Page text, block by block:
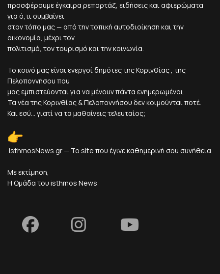
προσφέρουμε έγκαιρα ρεπορτάζ, ειδήσεις και αφιερώματα
για ό,τι συμβαίνει
στον τόπο μας — από την τοπική αυτοδιοίκηση και την
οικονομία, μέχρι τον
πολιτισμό, τον τουρισμό και την κοινωνία.
Το κοινό μας είναι ενεργοί δημότες της Κορινθίας , της
Πελοποννήσου που
μας εμπιστεύονται για να μένουν πάντα ενημερωμένοι.
Τα νέα της Κορινθίας & Πελοποννήσου δεν κοιμούνται ποτέ.
Και εσύ... γιατί να τα μαθαίνεις τελευταίος;
IsthmosNews.gr — Το site που έγινε καθημερινή σου συνήθεια.
Με εκτίμηση,
Η Ομάδα του isthmos News